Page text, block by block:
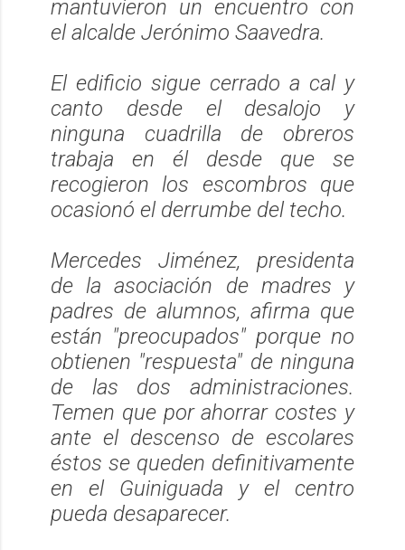
mantuvieron un encuentro con
el alcalde Jerónimo Saavedra.
El edificio sigue cerrado a cal y
canto desde el desalojo y
ninguna cuadrilla de obreros
trabaja en él desde que se
recogieron los escombros que
ocasionó el derrumbe del techo.
Mercedes Jiménez, presidenta
de la asociación de madres y
padres de alumnos, afirma que
están "preocupados" porque no
obtienen "respuesta" de ninguna
de las dos administraciones.
Temen que por ahorrar costes y
ante el descenso de escolares
éstos se queden definitivamente
en el Guiniguada y el centro
pueda desaparecer.